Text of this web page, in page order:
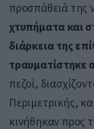
προσπάθειά της
χτυπήματα και
διάρκεια της
τραυματίστηκε
πεζοί,
Περιμετρικής,
κινήθηκαν προς